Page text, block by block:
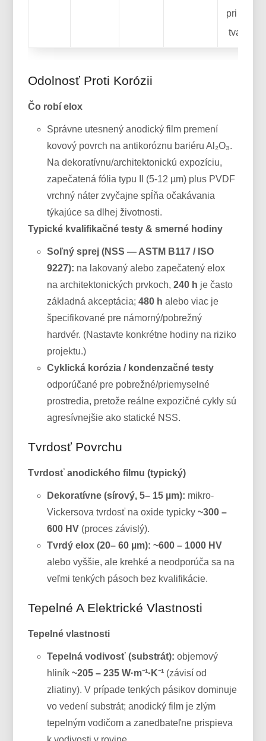
pri
Odolnosť Proti Korózii
Čo robí elox
Správne utesnený anodický film premení
kovový povrch na antikoróznu bariéru Al₂O₃.
Na dekoratívnu/architektonickú expozíciu,
zapečatená fólia typu II (5-12 µm) plus PVDF
vrchný náter zvyčajne spĺňa očakávania
týkajúce sa dlhej životnosti.
Typické kvalifikačné testy & smerné hodiny
Soľný sprej (NSS — ASTM B117 / ISO
9227): na lakovaný alebo zapečatený elox
na architektonických prvkoch,240 h je často
základná akceptácia;480 h alebo viac je
špecifikované pre námorný/pobrežný
hardvér. (Nastavte konkrétne hodiny na riziko
projektu.)
Cyklická korózia / kondenzačné testy
odporúčané pre pobrežné/priemyselné
prostredia, pretože reálne expozičné cykly sú
agresívnejšie ako statické NSS.
Tvrdosť Povrchu
Tvrdosť anodického filmu (typický)
Dekoratívne (sírový, 5– 15 µm): mikro-
Vickersova tvrdosť na oxide typicky~300 –
600 HV (proces závislý).
Tvrdý elox (20– 60 µm): ~600 – 1000 HV
alebo vyššie, ale krehké a neodporúča sa na
veľmi tenkých pásoch bez kvalifikácie.
Tepelné A Elektrické Vlastnosti
Tepelné vlastnosti
Tepelná vodivosť (substrát): objemový
hliník~205 – 235 W·m⁻¹·K⁻¹ (závisí od
zliatiny). V prípade tenkých pásikov dominuje
vo vedení substrát; anodický film je zlým
tepelným vodičom a zanedbateľne prispieva